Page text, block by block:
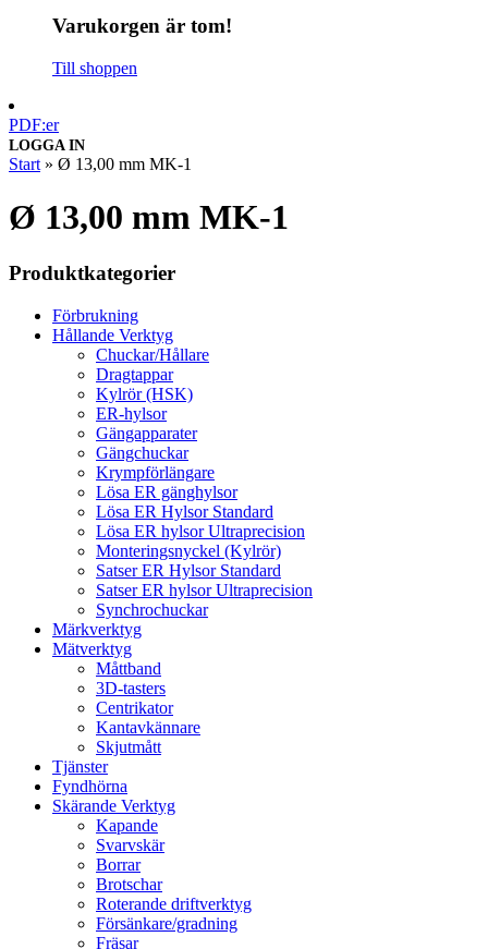
Varukorgen är tom!
Till shoppen
PDF:er
LOGGA IN
Start » Ø 13,00 mm MK-1
Ø 13,00 mm MK-1
Produktkategorier
Förbrukning
Hållande Verktyg
Chuckar/Hållare
Dragtappar
Kylrör (HSK)
ER-hylsor
Gängapparater
Gängchuckar
Krympförlängare
Lösa ER gänghylsor
Lösa ER Hylsor Standard
Lösa ER hylsor Ultraprecision
Monteringsnyckel (Kylrör)
Satser ER Hylsor Standard
Satser ER hylsor Ultraprecision
Synchrochuckar
Märkverktyg
Mätverktyg
Måttband
3D-tasters
Centrikator
Kantavkännare
Skjutmått
Tjänster
Fyndhörna
Skärande Verktyg
Kapande
Svarvskär
Borrar
Brotschar
Roterande driftverktyg
Försänkare/gradning
Fräsar